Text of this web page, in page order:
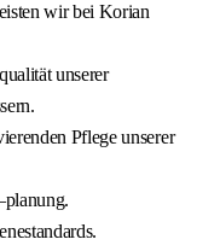
wir bei Korian
unserer
Pflege unserer